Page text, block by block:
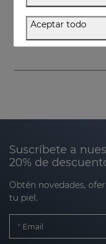
34.95 €
Suscríbete a
20% de
Obtén novedades,
tu piel.
Email
Aceptar todo